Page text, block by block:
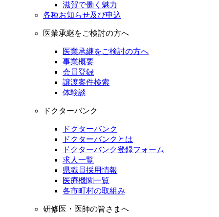
滋賀で働く魅力
各種お知らせ及び申込
医業承継をご検討の方へ
医業承継をご検討の方へ
事業概要
会員登録
譲渡案件検索
体験談
ドクターバンク
ドクターバンク
ドクターバンクとは
ドクターバンク登録フォーム
求人一覧
県職員採用情報
医療機関一覧
各市町村の取組み
研修医・医師の皆さまへ